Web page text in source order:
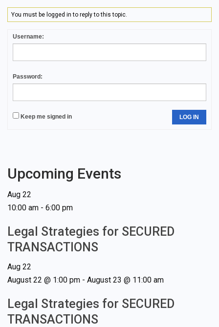
You must be logged in to reply to this topic.
Username:
Password:
Keep me signed in LOG IN
Upcoming Events
Aug 22
10:00 am - 6:00 pm
Legal Strategies for SECURED
TRANSACTIONS
Aug 22
August 22 @ 1:00 pm - August 23 @ 11:00 am
Legal Strategies for SECURED
TRANSACTIONS